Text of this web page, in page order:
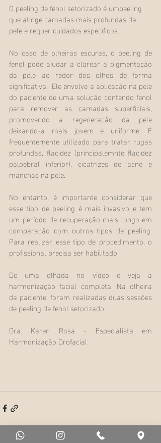
O peeling de fenol setorizado é umpeeling
que atinge camadas mais profundas da
pele e requer cuidados específicos.
No caso de olheiras escuras, o peeling de
fenol pode ajudar a clarear a pigmentação
da pele ao redor dos olhos de forma
significativa.  Ele envolve a aplicação na pele
do paciente de uma solução contendo fenol
para remover as camadas superficiais,
promovendo a regeneração da pele
deixando-a mais jovem e uniforme. É
frequentemente utilizado para tratar rugas
profundas, flacidez (principalemnte flacidez
palpebral inferior), cicatrizes de acne e
manchas na pele.
No entanto, é importante considerar que
esse tipo de peeling é mais invasivo e tem
um período de recuperação mais longo em
comparação com outros tipos de peeling.
Para realizar esse tipo de procedimento, o
profissional precisa ser habilitado.
De uma olhada no vídeo e veja a
harmonização facial completa. Na olheira
da paciente, foram realizadas duas sessões
de peeling de fenol setorizado.
Dra. Karen Rosa - Especialista em
Harmonização Orofacial